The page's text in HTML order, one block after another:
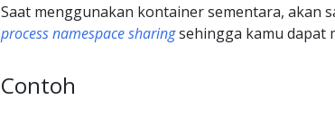
Saat menggunakan kontainer sementara, akan
process namespace sharingsehingga kamu dapat
Contoh